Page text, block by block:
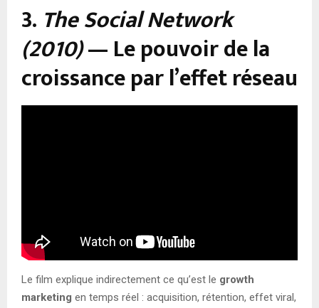
3. The Social Network
(2010)— Le pouvoir de la
croissance par l’effet réseau
Le film explique indirectement ce qu’est le growth
marketing en temps réel : acquisition, rétention, effet viral,